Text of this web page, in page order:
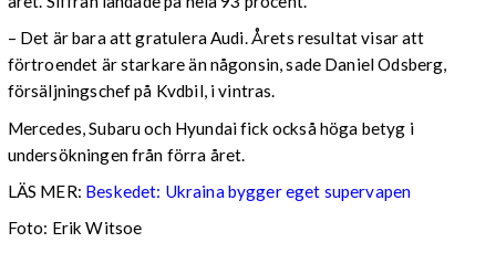
– Det är bara att gratulera Audi. Årets resultat visar att
förtroendet är starkare än någonsin, sade Daniel Odsberg,
försäljningschef på Kvdbil, i vintras.
Mercedes, Subaru och Hyundai fick också höga betyg i
undersökningen från förra året.
LÄS MER: Beskedet: Ukraina bygger eget supervapen
Foto: Erik Witsoe